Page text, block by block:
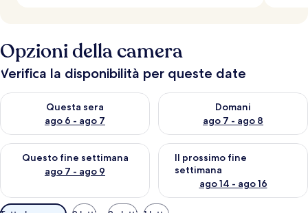
Opzioni della camera
Verifica la disponibilità per queste date
Questa sera
ago 6 - ago 7
Verifica la disponibilità per questa sera, ago 6 - ago 7
Domani
ago 7 - ago 8
Verifica la disponibilità per
Questo fine settimana
ago 7 - ago 9
Verifica la disponibilità per questo fine settimana, ago 7 - ago
Il prossimo fine
settimana
ago 14 - ago 16
Verifica la disponibilità per il
Filtri